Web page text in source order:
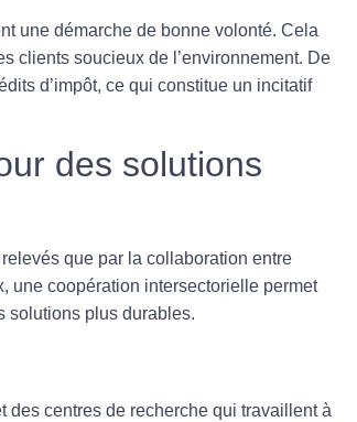
une démarche de bonne volonté. Cela
clients soucieux de l’environnement. De
d’impôt, ce qui constitue un incitatif
des solutions
que par la collaboration entre
une coopération intersectorielle permet
solutions plus durables.
des centres de recherche qui travaillent à